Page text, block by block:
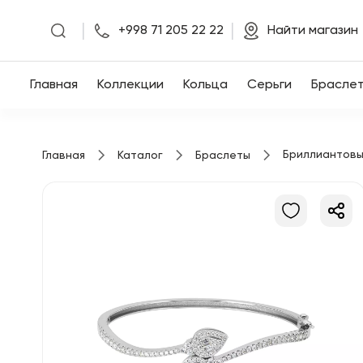
Главная
+998 71 205 22 22 Найти магазин
Главная Коллекции Кольца Серьги
Главная Каталог Браслеты